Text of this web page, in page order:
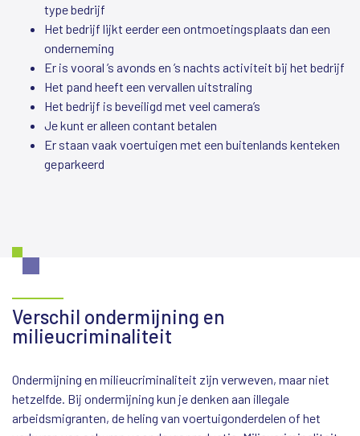
type bedrijf
Het bedrijf lijkt eerder een ontmoetingsplaats dan een
onderneming
Er is vooral ’s avonds en ’s nachts activiteit bij het bedrijf
Het pand heeft een vervallen uitstraling
Het bedrijf is beveiligd met veel camera’s
Je kunt er alleen contant betalen
Er staan vaak voertuigen met een buitenlands kenteken
geparkeerd
Verschil ondermijning en
milieucriminaliteit
Ondermijning en milieucriminaliteit zijn verweven, maar niet
hetzelfde. Bij ondermijning kun je denken aan illegale
arbeidsmigranten, de heling van voertuigonderdelen of het